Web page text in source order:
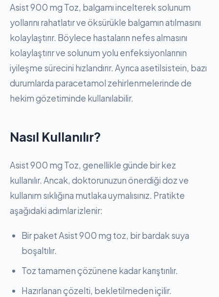
Asist 900 mg Toz, balgamı incelterek solunum
yollarını rahatlatır ve öksürükle balgamın atılmasını
kolaylaştırır. Böylece hastaların nefes almasını
kolaylaştırır ve solunum yolu enfeksiyonlarının
iyileşme sürecini hızlandırır. Ayrıca asetilsistein, bazı
durumlarda paracetamol zehirlenmelerinde de
hekim gözetiminde kullanılabilir.
Nasıl Kullanılır?
Asist 900 mg Toz, genellikle günde bir kez
kullanılır. Ancak, doktorunuzun önerdiği doz ve
kullanım sıklığına mutlaka uymalısınız. Pratikte
aşağıdaki adımlar izlenir:
Bir paket Asist 900 mg toz, bir bardak suya
boşaltılır.
Toz tamamen çözünene kadar karıştırılır.
Hazırlanan çözelti, bekletilmeden içilir.